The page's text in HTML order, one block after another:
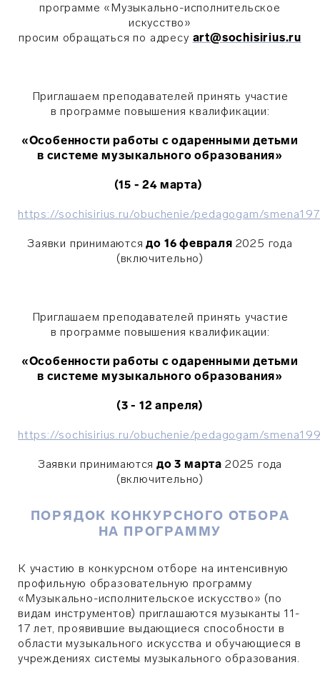
программе «Музыкально-исполнительское
искусство»
просим обращаться по адресу art@sochisirius.ru
Приглашаем преподавателей принять участие
в программе повышения квалификации:
«Особенности работы с одаренными детьми
в системе музыкального образования»
(15 - 24 марта)
https://sochisirius.ru/obuchenie/pedagogam/
Заявки принимаются до 16 февраля 2025 года
(включительно)
Приглашаем преподавателей принять участие
в программе повышения квалификации:
«Особенности работы с одаренными детьми
в системе музыкального образования»
(3 - 12 апреля)
https://sochisirius.ru/obuchenie/pedagogam/
Заявки принимаются до 3 марта 2025 года
(включительно)
ПОРЯДОК КОНКУРСНОГО ОТБОРА
НА ПРОГРАММУ
К участию в конкурсном отборе на интенсивную
профильную образовательную программу
«Музыкально-исполнительское искусство» (по
видам инструментов) приглашаются музыканты 11-
17 лет, проявившие выдающиеся способности в
области музыкального искусства и обучающиеся в
учреждениях системы музыкального образования.